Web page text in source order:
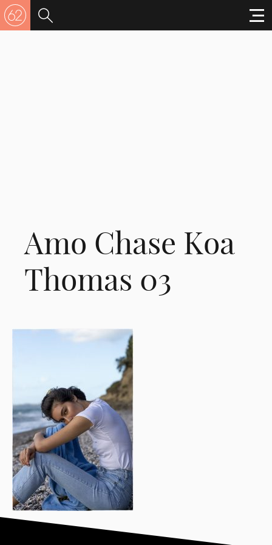
Amo Chase Koa
Thomas 03